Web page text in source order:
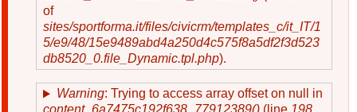
of
sites/sportforma.it/files/civicrm/templates_c/it_IT/1
5/e9/48/15e9489abd4a250d4c575f8a5df2f3d523
db8520_0.file_Dynamic.tpl.php).
Warning: Trying to access array offset on null in